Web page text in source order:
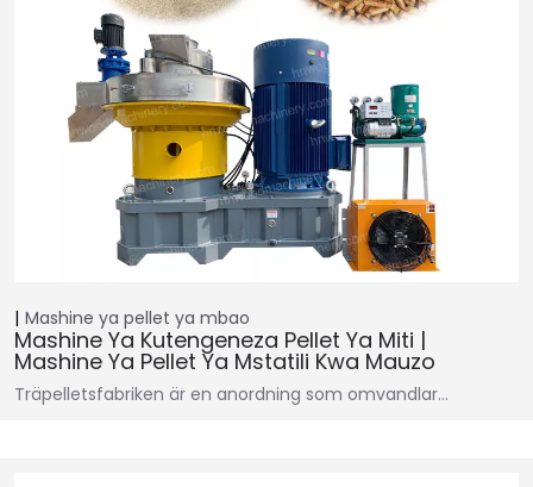
Mashine ya pellet ya mbao
Mashine Ya Kutengeneza Pellet Ya Miti |
Mashine Ya Pellet Ya Mstatili Kwa Mauzo
Träpelletsfabriken är en anordning som omvandlar…